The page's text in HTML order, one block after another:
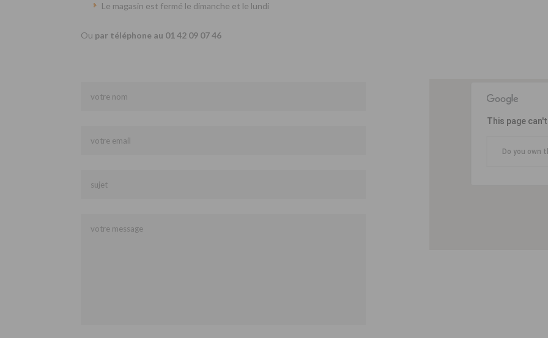
Le magasin est fermé le dimanche et le lundi
Ou par téléphone au 01 42 09 07 46
This page
Do you own